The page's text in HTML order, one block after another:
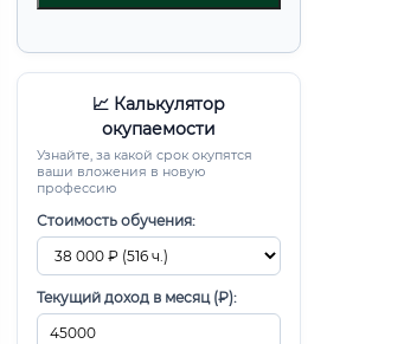
📈 Калькулятор
окупаемости
Узнайте, за какой срок окупятся
ваши вложения в новую
профессию
Стоимость обучения:
Текущий доход в месяц (₽):